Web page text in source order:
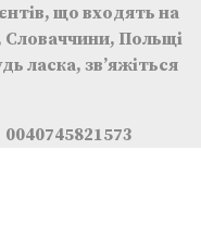
що входять на
Польщі
ласка, зв’яжіться
0040745821573